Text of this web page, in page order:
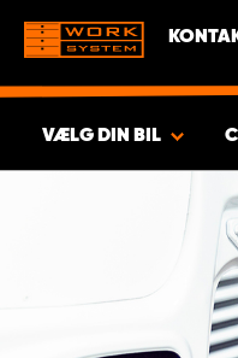
VÆLG DIN BIL
VIS RESULTAT -